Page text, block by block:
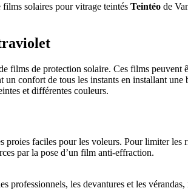
films solaires pour vitrage teintés Teintéo de
films de protection solaire. Ces films peuvent
un confort de tous les instants en installant
et différentes couleurs.
faciles pour les voleurs. Pour limiter
par la pose d’un film anti-effraction.
professionnels, les devantures et les vérandas,